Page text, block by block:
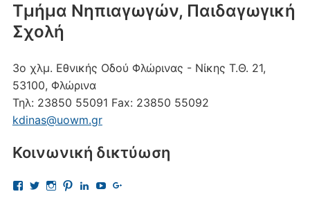
Τμήμα Νηπιαγωγών, Παιδαγωγική
Σχολή
3ο χλμ. Εθνικής Οδού Φλώρινας - Νίκης Τ.Θ. 21,
53100, Φλώρινα
Τηλ: 23850 55091 Fax: 23850 55092
kdinas@uowm.gr
Κοινωνική δικτύωση
Προβολή
Προβολή
Προβολή
Προβολή
Προβολή
Προβολή